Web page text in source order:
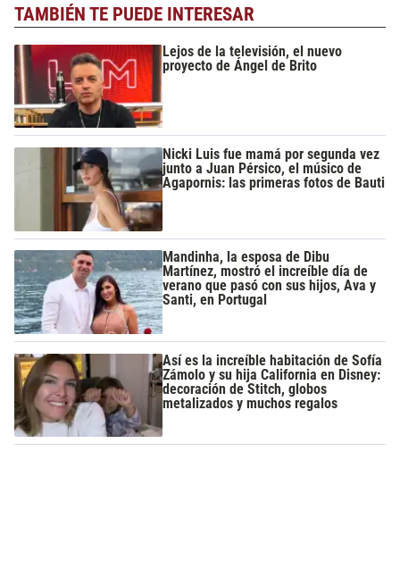
TAMBIÉN TE PUEDE INTERESAR
Lejos de la televisión, el nuevo
proyecto de Ángel de Brito
Nicki Luis fue mamá por segunda vez
junto a Juan Pérsico, el músico de
Agapornis: las primeras fotos de Bauti
Mandinha, la esposa de Dibu
Martínez, mostró el increíble día de
verano que pasó con sus hijos, Ava y
Santi, en Portugal
Así es la increíble habitación de Sofía
Zámolo y su hija California en Disney:
decoración de Stitch, globos
metalizados y muchos regalos